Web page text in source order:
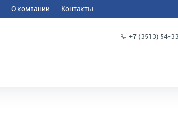
О компании Контакты
+7 (3513) 54-